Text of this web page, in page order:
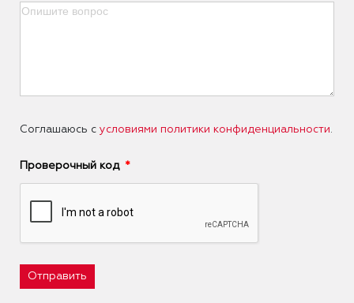
Соглашаюсь с условиями политики конфиденциальности.
Проверочный код
Отправить